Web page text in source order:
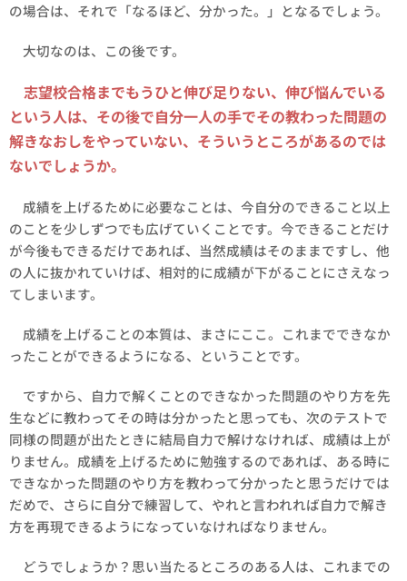
の場合は、それで「なるほど、分かった。」となるでしょう。
大切なのは、この後です。
志望校合格までもうひと伸び足りない、伸び悩んでいる
という人は、その後で自分一人の手でその教わった問題の
解きなおしをやっていない、そういうところがあるのでは
ないでしょうか。
成績を上げるために必要なことは、今自分のできること以上
のことを少しずつでも広げていくことです。今できることだけ
が今後もできるだけであれば、当然成績はそのままですし、他
の人に抜かれていけば、相対的に成績が下がることにさえなっ
てしまいます。
成績を上げることの本質は、まさにここ。これまでできなか
ったことができるようになる、ということです。
ですから、自力で解くことのできなかった問題のやり方を先
生などに教わってその時は分かったと思っても、次のテストで
同様の問題が出たときに結局自力で解けなければ、成績は上が
りません。成績を上げるために勉強するのであれば、ある時に
できなかった問題のやり方を教わって分かったと思うだけでは
だめで、さらに自分で練習して、やれと言われれば自力で解き
方を再現できるようになっていなければなりません。
どうでしょうか？思い当たるところのある人は、これまでの